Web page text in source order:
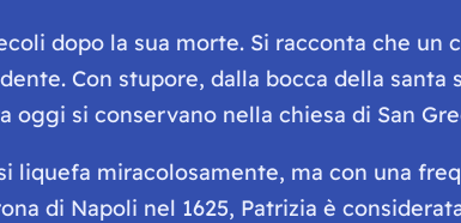
dopo la sua morte. Si racconta che
Con stupore, dalla bocca della
si conservano nella chiesa di San
liquefa miracolosamente, ma con una
di Napoli nel 1625, Patrizia è